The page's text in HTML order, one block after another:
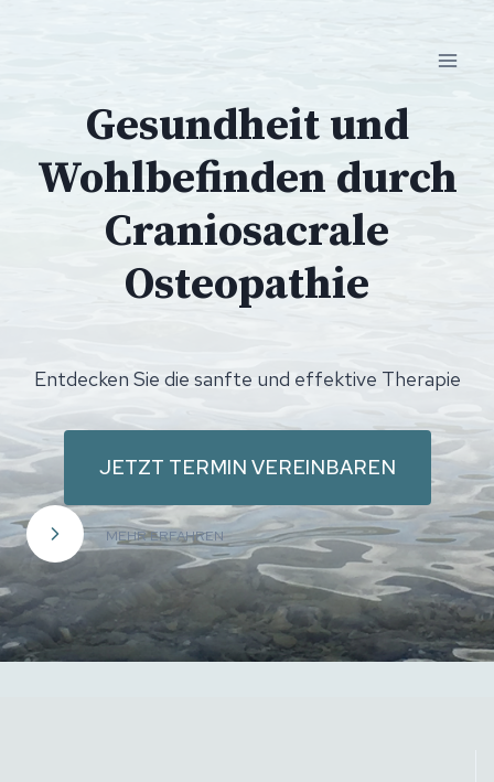
Gesundheit und
Wohlbefinden durch
Craniosacrale
Osteopathie
Entdecken Sie die sanfte und effektive Therapie
JETZT TERMIN VEREINBAREN
MEHR ERFAHREN